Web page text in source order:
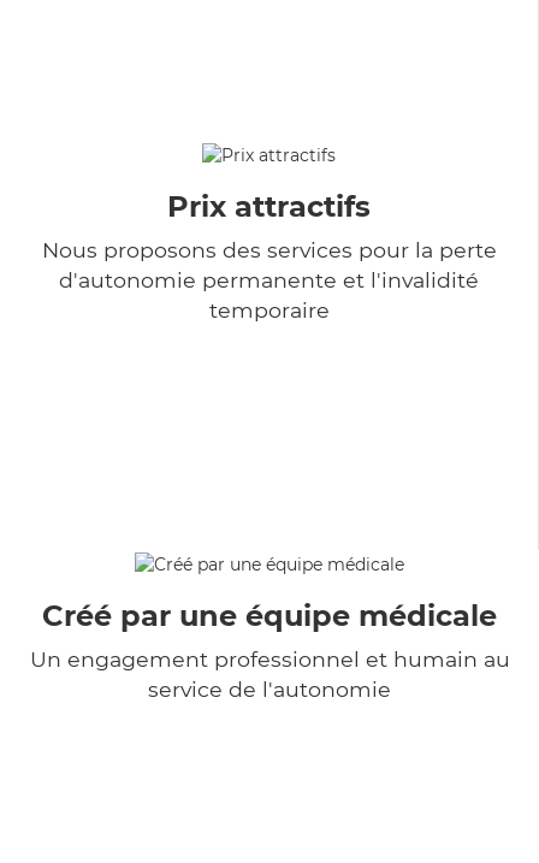
Prix attractifs
Nous proposons des services pour la perte
d'autonomie permanente et l'invalidité
temporaire
Créé par une équipe médicale
Un engagement professionnel et humain au
service de l'autonomie